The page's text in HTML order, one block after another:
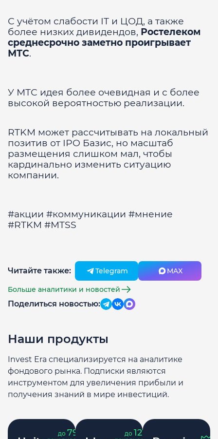
С учётом слабости IT и ЦОД, а также
более низких дивидендов, Ростелеком
среднесрочно заметно проигрывает
МТС.
У МТС идея более очевидная и с более
высокой вероятностью реализации.
RTKM может рассчитывать на локальный
позитив от IPO Базис, но масштаб
размещения слишком мал, чтобы
кардинально изменить ситуацию
компании.
#акции #коммуникации #мнение
#RTKM #MTSS
Читайте также: Telegram MAX
Больше аналитики и новостей
Поделиться новостью:
Наши продукты
Invest Era специализируется на аналитике
фондового рынка. Подписки являются
инструментом для увеличения прибыли и
получения знаний в мире инвестиций.
до 79 до 121